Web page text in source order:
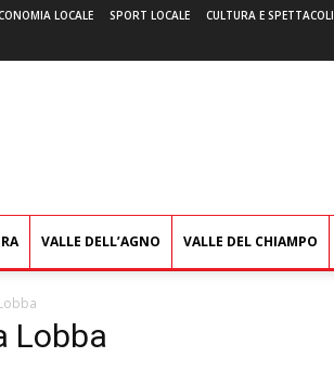
LOCALE SPORT LOCALE CULTURA E SPETTACOLI
VALLE DELL’AGNO VALLE DEL CHIAMPO
Lobba